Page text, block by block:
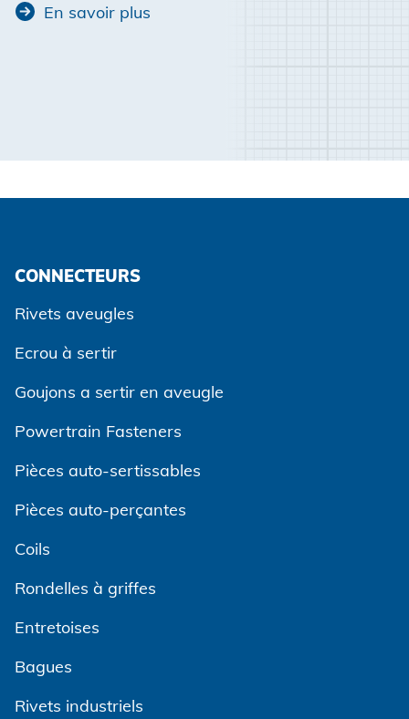
En savoir plus
CONNECTEURS
Rivets aveugles
Ecrou à sertir
Goujons a sertir en aveugle
Powertrain Fasteners
Pièces auto-sertissables
Pièces auto-perçantes
Coils
Rondelles à griffes
Entretoises
Bagues
Rivets industriels